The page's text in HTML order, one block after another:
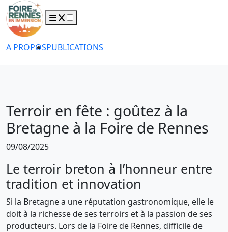
A PROPOSPUBLICATIONS
Terroir en fête : goûtez à la
Bretagne à la Foire de Rennes
09/08/2025
Le terroir breton à l’honneur entre
tradition et innovation
Si la Bretagne a une réputation gastronomique, elle le
doit à la richesse de ses terroirs et à la passion de ses
producteurs. Lors de la Foire de Rennes, difficile de